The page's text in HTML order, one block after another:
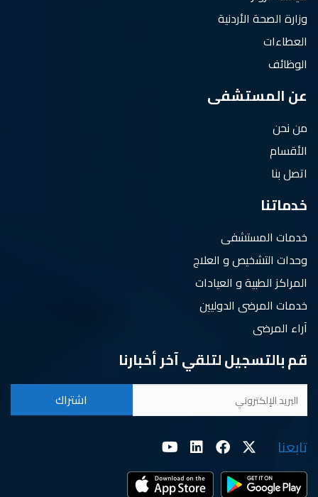
وزارة الصحة الأردنية
العطاءات
الوظائف
عن المستشفى
من نحن
الأقسام
اتصل بنا
خدماتنا
خدمات المستشفى
وحدات التشخيص و العلاج
المراكز الطبية و العيادات
خدمات المرضى الدوليين
آراء المرضى
قم بالتسجيل لتلقي آخر أخبارنا
تابعنا